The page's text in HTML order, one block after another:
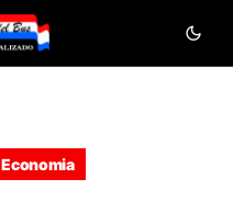
Economia